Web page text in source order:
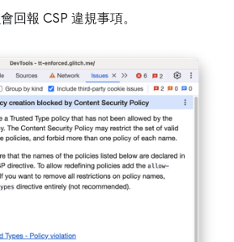
會回報 CSP 違規事項。